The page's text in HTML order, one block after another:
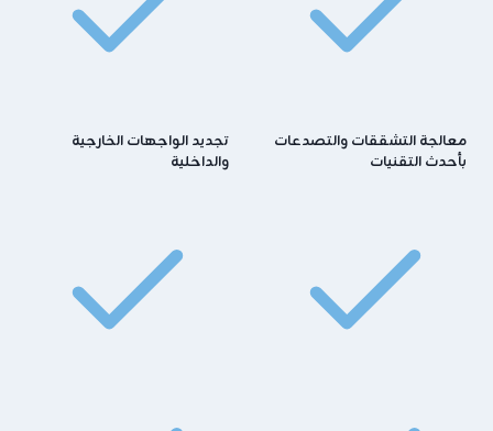
معالجة التشققات والتصدعات
بأحدث التقنيات
تجديد الواجهات الخارجية
والداخلية